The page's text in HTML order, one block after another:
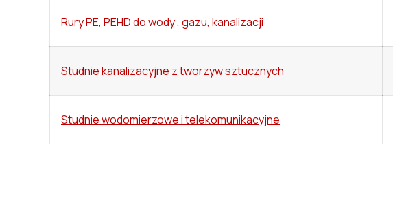
Rury PE, PEHD do wody , gazu, kanalizacji
Studnie kanalizacyjne z tworzyw sztucznych
Studnie wodomierzowe i telekomunikacyjne